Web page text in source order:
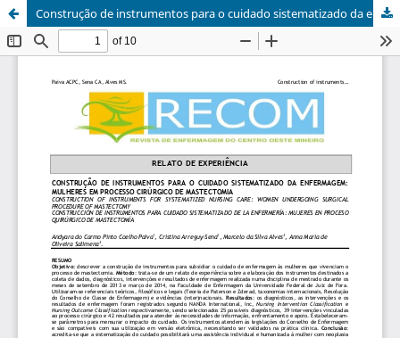
Construção de instrumentos para o cuidado sistematizado da enfermagem: mulheres em processo cirúrgico de mastectomia